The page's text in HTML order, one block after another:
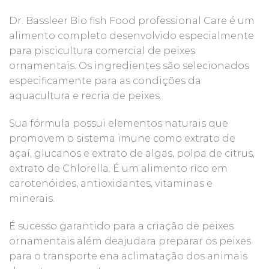
Dr. Bassleer Bio fish Food professional Care é um
alimento completo desenvolvido especialmente
para piscicultura comercial de peixes
ornamentais. Os ingredientes são selecionados
especificamente para as condições da
aquacultura e recria de peixes.
Sua fórmula possui elementos naturais que
promovem o sistema imune como extrato de
açaí, glucanos e extrato de algas, polpa de citrus,
extrato de Chlorella. É um alimento rico em
carotenóides, antioxidantes, vitaminas e
minerais.
É sucesso garantido para a criação de peixes
ornamentais além deajudara preparar os peixes
para o transporte ena aclimatação dos animais